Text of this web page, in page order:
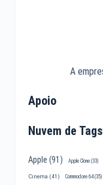
A
Apoio
Nuvem de Tags
Apple (91) Apple Clone(33)
Cinema (41) Commodore 64(35)